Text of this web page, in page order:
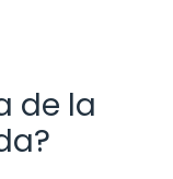
de la